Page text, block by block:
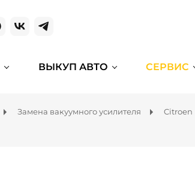
ВЫКУП АВТО СЕРВИС
Замена вакуумного усилителя Citroen